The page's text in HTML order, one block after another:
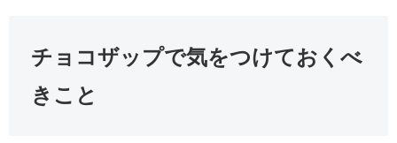
チョコザップで気をつけておくべ
きこと